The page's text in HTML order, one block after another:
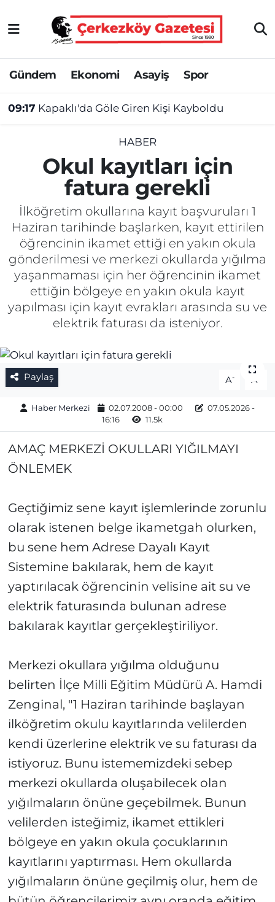
Gündem Ekonomi Asayiş Spor
09:17 Kapaklı'da Göle Giren Kişi Kayboldu
HABER
Okul kayıtları için
fatura gerekli
İlköğretim okullarına kayıt başvuruları 1
Haziran tarihinde başlarken, kayıt ettirilen
öğrencinin ikamet ettiği en yakın okula
gönderilmesi ve merkezi okullarda yığılma
yaşanmaması için her öğrencinin ikamet
ettiğin bölgeye en yakın okula kayıt
yapılması için kayıt evrakları arasında su ve
elektrik faturası da isteniyor.
Paylaş A- A
Haber Merkezi 02.07.2008 - 00:00
07.05.2026 -
16:16
11.5k
AMAÇ MERKEZİ OKULLARI YIĞILMAYI
ÖNLEMEK
Geçtiğimiz sene kayıt işlemlerinde zorunlu
olarak istenen belge ikametgah olurken,
bu sene hem Adrese Dayalı Kayıt
Sistemine bakılarak, hem de kayıt
yaptırılacak öğrencinin velisine ait su ve
elektrik faturasında bulunan adrese
bakılarak kayıtlar gerçekleştiriliyor.
Merkezi okullara yığılma olduğunu
belirten İlçe Milli Eğitim Müdürü A. Hamdi
Zenginal, "1 Haziran tarihinde başlayan
ilköğretim okulu kayıtlarında velilerden
kendi üzerlerine elektrik ve su faturası da
istiyoruz. Bunu istememizdeki sebep
merkezi okullarda oluşabilecek olan
yığılmaların önüne geçebilmek. Bunun
velilerden isteğimiz, ikamet ettikleri
bölgeye en yakın okula çocuklarının
kayıtlarını yaptırması. Hem okullarda
yığılmaların önüne geçilmiş olur, hem de
Asayiş
Ekonomi
Gündem
Kültür&Sanat
Manşet
SAĞLIK
Spor
Gizlilik Sözleşmesi
İletişim
Künye
Yayın İlkeleri
Tekirdağ Nöbetçi Eczaneler
Tekirdağ Hava Durumu
Tekirdağ Namaz Vakitleri
Tekirdağ Trafik Yoğunluk Haritası
Süper Lig Puan Durumu ve Fikstür
Tüm Manşetler
Son Dakika Haberleri
Haber Arşivi